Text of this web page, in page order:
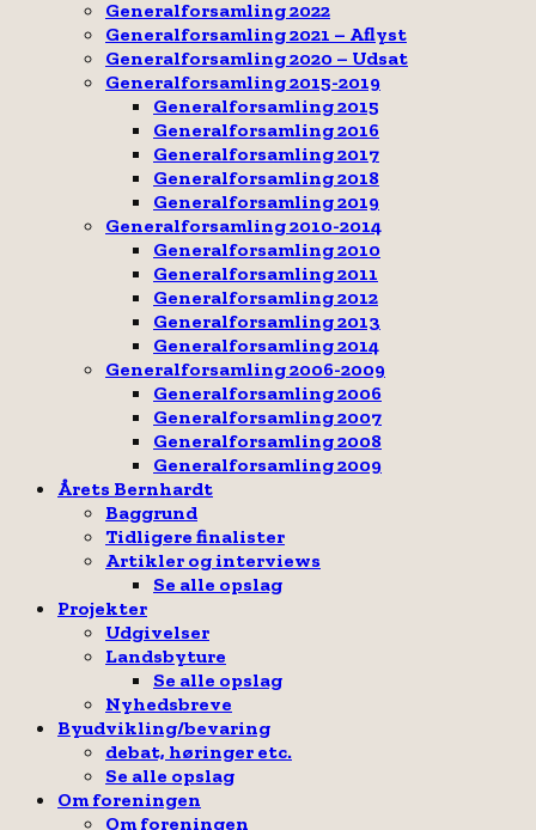
Generalforsamling 2022
Generalforsamling 2021 – Aflyst
Generalforsamling 2020 – Udsat
Generalforsamling 2015-2019
Generalforsamling 2015
Generalforsamling 2016
Generalforsamling 2017
Generalforsamling 2018
Generalforsamling 2019
Generalforsamling 2010-2014
Generalforsamling 2010
Generalforsamling 2011
Generalforsamling 2012
Generalforsamling 2013
Generalforsamling 2014
Generalforsamling 2006-2009
Generalforsamling 2006
Generalforsamling 2007
Generalforsamling 2008
Generalforsamling 2009
Årets Bernhardt
Baggrund
Tidligere finalister
Artikler og interviews
Se alle opslag
Projekter
Udgivelser
Landsbyture
Se alle opslag
Nyhedsbreve
Byudvikling/bevaring
debat, høringer etc.
Se alle opslag
Om foreningen
Om foreningen